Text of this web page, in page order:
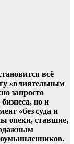
всё
«влиятельным
запросто
но и
«без суда и
опеки, ставшие,